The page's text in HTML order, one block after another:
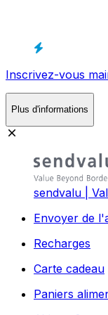
Inscrivez-vous
Plus d'informations
sendvalu |
Envoyer de
Recharges
Carte cadeau
Paniers